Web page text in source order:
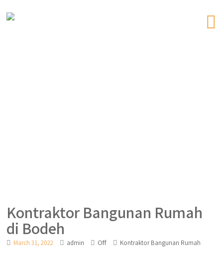
Kontraktor Bangunan Rumah
di Bodeh
March 31, 2022 admin Off Kontraktor Bangunan Rumah